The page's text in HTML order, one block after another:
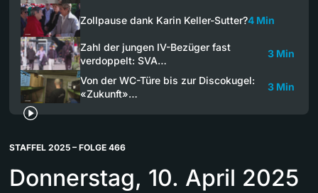
Zollpause dank Karin Keller-Sutter?4 Min
Zahl der jungen IV-Bezüger fast
verdoppelt: SVA…
3 Min
Von der WC-Türe bis zur Discokugel:
«Zukunft»…
3 Min
STAFFEL 2025 – FOLGE 466
Donnerstag, 10. April 2025